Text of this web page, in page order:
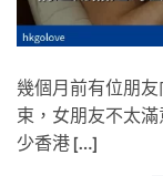
幾個月前有位朋
束，女朋友不太
少香港 […]